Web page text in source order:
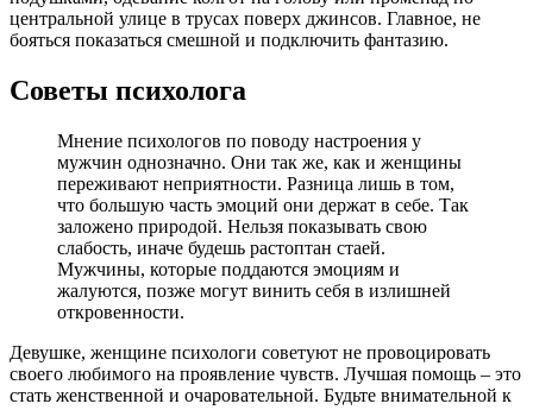
центральной улице в трусах поверх джинсов. Главное, не
бояться показаться смешной и подключить фантазию.
Советы психолога
Мнение психологов по поводу настроения у
мужчин однозначно. Они так же, как и женщины
переживают неприятности. Разница лишь в том,
что большую часть эмоций они держат в себе. Так
заложено природой. Нельзя показывать свою
слабость, иначе будешь растоптан стаей.
Мужчины, которые поддаются эмоциям и
жалуются, позже могут винить себя в излишней
откровенности.
Девушке, женщине психологи советуют не провоцировать
своего любимого на проявление чувств. Лучшая помощь – это
стать женственной и очаровательной. Будьте внимательной к